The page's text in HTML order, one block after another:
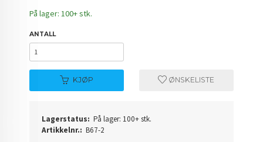
På lager: 100+ stk.
ANTALL
KJØP ØNSKELISTE
Lagerstatus: På lager: 100+ stk.
Artikkelnr.: B67-2